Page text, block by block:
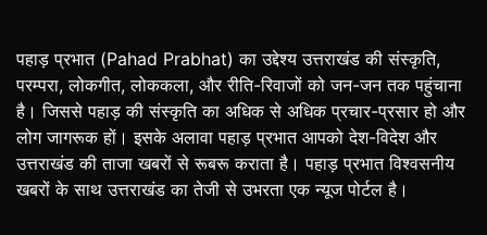
पहाड़ प्रभात (Pahad Prabhat) का उद्देश्य उत्तराखंड की संस्कृति,
परम्परा, लोकगीत, लोककला, और रीति-रिवाजों को जन-जन तक पहुंचाना
है। जिससे पहाड़ की संस्कृति का अधिक से अधिक प्रचार-प्रसार हो और
लोग जागरूक हों। इसके अलावा पहाड़ प्रभात आपको देश-विदेश और
उत्तराखंड की ताजा खबरों से रूबरू कराता है। पहाड़ प्रभात विश्वसनीय
खबरों के साथ उत्तराखंड का तेजी से उभरता एक न्यूज पोर्टल है।